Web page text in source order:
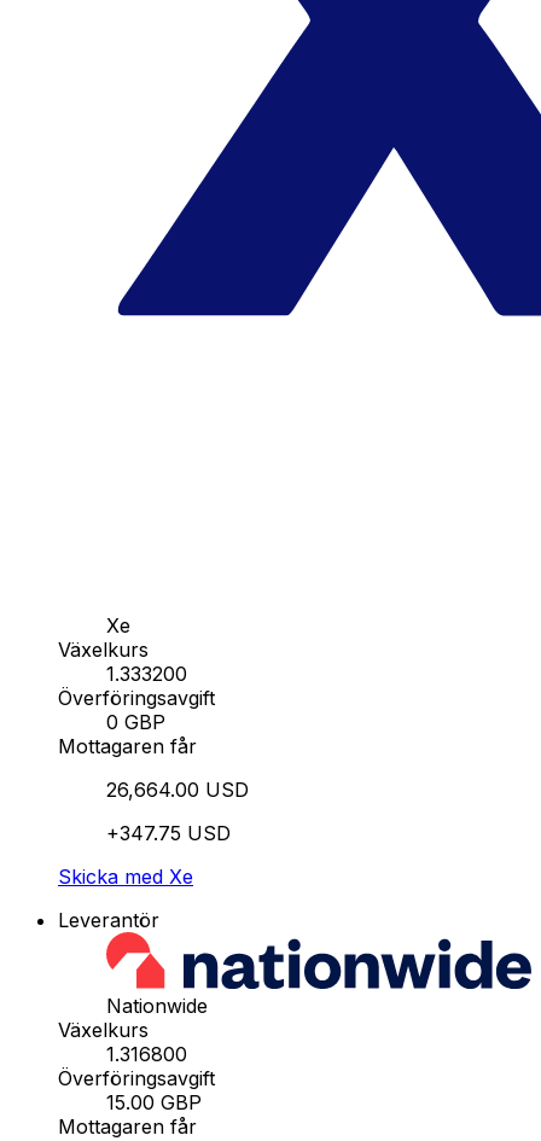
Xe
Växelkurs
1.333200
Överföringsavgift
0 GBP
Mottagaren får
26,664.00 USD
+347.75 USD
Skicka med Xe
Leverantör
Nationwide
Växelkurs
1.316800
Överföringsavgift
15.00 GBP
Mottagaren får